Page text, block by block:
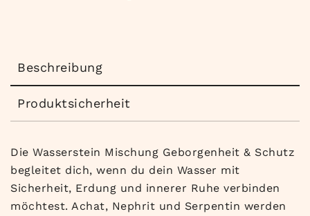
Beschreibung
Produktsicherheit
Die Wasserstein Mischung Geborgenheit & Schutz
begleitet dich, wenn du dein Wasser mit
Sicherheit, Erdung und innerer Ruhe verbinden
möchtest. Achat, Nephrit und Serpentin werden